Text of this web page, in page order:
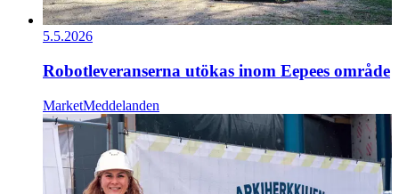
5.5.2026
Robotleveranserna utökas inom Eepees område
MarketMeddelanden